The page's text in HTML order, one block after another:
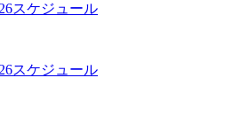
スケジュール
スケジュール